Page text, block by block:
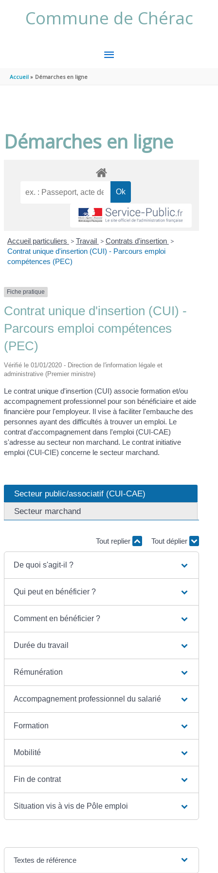
Commune de Chérac
MENU
Accueil Démarches en ligne
Démarches en ligne
Accueil particuliers > Travail > Contrats d'insertion >
Contrat unique d'insertion (CUI) - Parcours emploi
compétences (PEC)
Fiche pratique
Contrat unique d'insertion (CUI) -
Parcours emploi compétences
(PEC)
Vérifié le 01/01/2020 - Direction de l'information légale et
administrative (Premier ministre)
Le contrat unique d'insertion (CUI) associe formation et/ou
accompagnement professionnel pour son bénéficiaire et aide
financière pour l'employeur. Il vise à faciliter l'embauche des
personnes ayant des difficultés à trouver un emploi. Le
contrat d'accompagnement dans l'emploi (CUI-CAE)
s'adresse au secteur non marchand. Le contrat initiative
emploi (CUI-CIE) concerne le secteur marchand.
Secteur public/associatif (CUI-CAE)
Secteur marchand
Tout replier Tout déplier
De quoi s'agit-il ?
Qui peut en bénéficier ?
Comment en bénéficier ?
Durée du travail
Rémunération
Accompagnement professionnel du salarié
Formation
Mobilité
Fin de contrat
Situation vis à vis de Pôle emploi
Textes de référence